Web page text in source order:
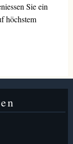
Sie ein
höchstem